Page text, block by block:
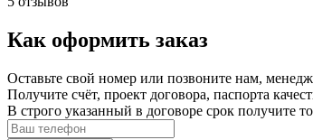
Как оформить заказ
Оставьте свой номер или позвоните нам,
Получите счёт, проект договора, паспорта
В строго указанный в договоре срок получите